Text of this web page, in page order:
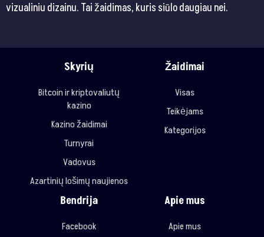
vizualiniu dizainu. Tai žaidimas, kuris siūlo daugiau nei.
Skyrių
Bitcoin ir kriptovaliutų
kazino
Kazino žaidimai
Turnyrai
Vadovus
Azartinių lošimų naujienos
Žaidimai
Visas
Teikėjams
Kategorijos
Bendrija
Facebook
Apie mus
Apie mus